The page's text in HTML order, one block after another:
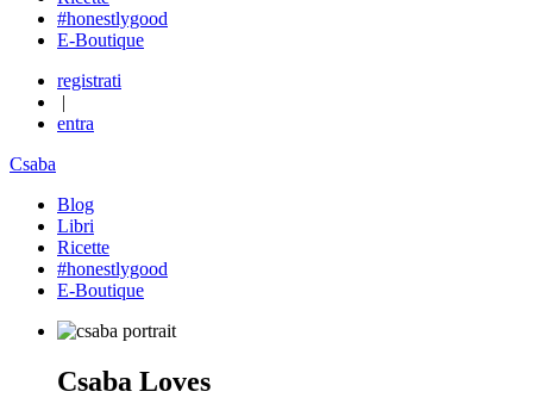
#honestlygood
E-Boutique
registrati
|
entra
Csaba
Blog
Libri
Ricette
#honestlygood
E-Boutique
Csaba Loves